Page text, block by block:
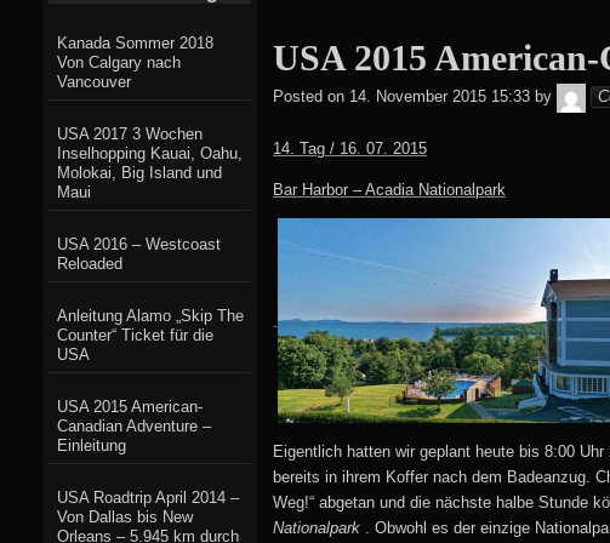
USA 2015
Posted on 14. November 2015 15:33 by
14. Tag / 16. 07. 2015
Bar Harbor – Acadia Nationalpark
Eigentlich hatten wir geplant heute bis 8:00
bereits in ihrem Koffer nach dem Badeanzug.
Weg!“ abgetan und die nächste halbe Stunde
Nationalpark . Obwohl es der einzige
Kanada Sommer 2018
Von Calgary nach
Vancouver
USA 2017 3 Wochen
Inselhopping Kauai, Oahu,
Molokai, Big Island und
Maui
USA 2016 – Westcoast
Reloaded
Anleitung Alamo „Skip The
Counter“ Ticket für die
USA
USA 2015 American-
Canadian Adventure –
Einleitung
USA Roadtrip April 2014 –
Von Dallas bis New
Orleans – 5.945 km durch